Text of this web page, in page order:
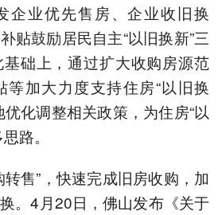
企业优先售房、企业收旧换
贴鼓励居民自主“以旧换新”三
础上，通过扩大收购房源范
等加大力度支持住房“以旧换
化调整相关政策，为住房“以
路。
售”，快速完成旧房收购，加
。4月20日，佛山发布《关于